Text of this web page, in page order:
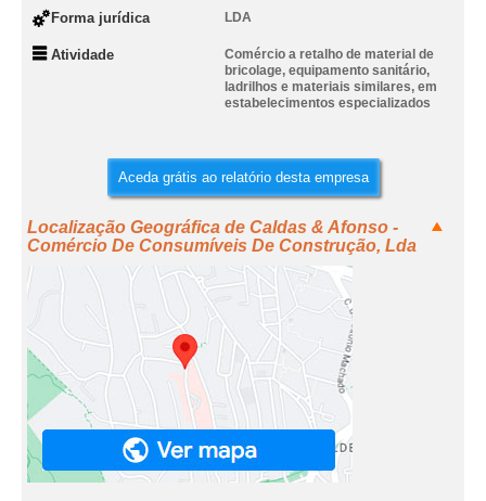
Forma jurídica LDA
Atividade
Comércio a retalho de material de
bricolage, equipamento sanitário,
ladrilhos e materiais similares, em
estabelecimentos especializados
Aceda grátis ao relatório desta empresa
Localização Geográfica de Caldas & Afonso -
Comércio De Consumíveis De Construção, Lda